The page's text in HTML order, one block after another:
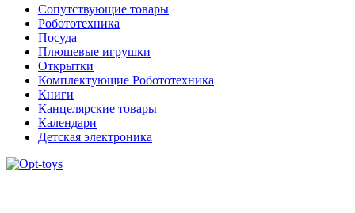
Сопутствующие товары
Робототехника
Посуда
Плюшевые игрушки
Открытки
Комплектующие Робототехника
Книги
Канцелярские товары
Календари
Детская электроника